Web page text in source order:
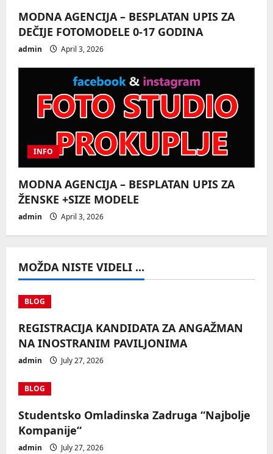
MODNA AGENCIJA – BESPLATAN UPIS ZA
DEČIJE FOTOMODELE 0-17 GODINA
admin April 3, 2026
INFO
MODNA AGENCIJA – BESPLATAN UPIS ZA
ŽENSKE +SIZE MODELE
admin April 3, 2026
MOŽDA NISTE VIDELI ...
BLOG
REGISTRACIJA KANDIDATA ZA ANGAŽMAN
NA INOSTRANIM PAVILJONIMA
admin July 27, 2026
BLOG
Studentsko Omladinska Zadruga “Najbolje
Kompanije“
admin July 27, 2026